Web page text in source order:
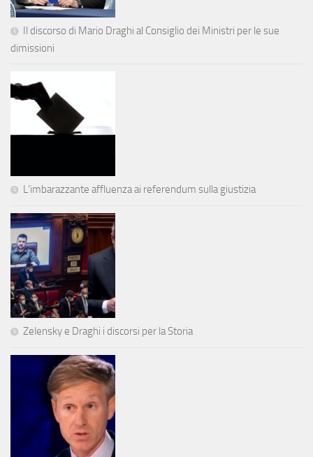
Il discorso di Mario Draghi al Consiglio dei Ministri per le sue
dimissioni
L’imbarazzante affluenza ai referendum sulla giustizia
Zelensky e Draghi i discorsi per la Storia